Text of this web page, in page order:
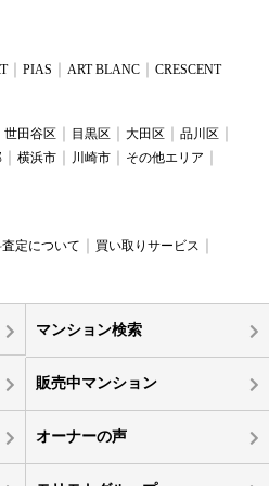
PIAS ART BLANC CRESCENT
世田谷区 目黒区 大田区
品川区
横浜市 川崎市
その他エリア
定について
買い取りサービス
マンション検索
販売中マンション
オーナーの声